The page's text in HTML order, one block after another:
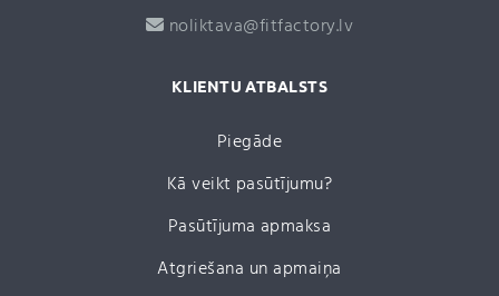
noliktava@fitfactory.lv
KLIENTU ATBALSTS
Piegāde
Kā veikt pasūtījumu?
Pasūtījuma apmaksa
Atgriešana un apmaiņa